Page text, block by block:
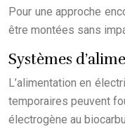
Pour une approche
être montées sans
Systèmes
L’alimentation en
temporaires peuvent
électrogène au